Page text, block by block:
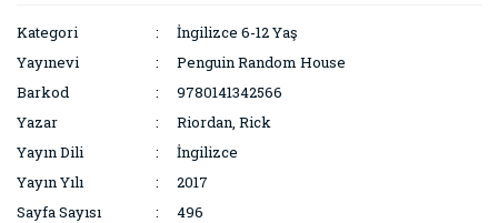
Kategori
İngilizce 6-12 Yaş
Yayınevi
Penguin Random House
Barkod
9780141342566
Yazar
Riordan, Rick
Yayın Dili
İngilizce
Yayın Yılı
2017
Sayfa Sayısı
496